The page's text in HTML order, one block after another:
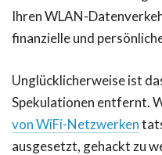
Ihren WLAN-
finanzielle und
Unglücklicherweise ist
Spekulationen entfernt.
von WiFi-Netzwerken
ausgesetzt, gehackt zu